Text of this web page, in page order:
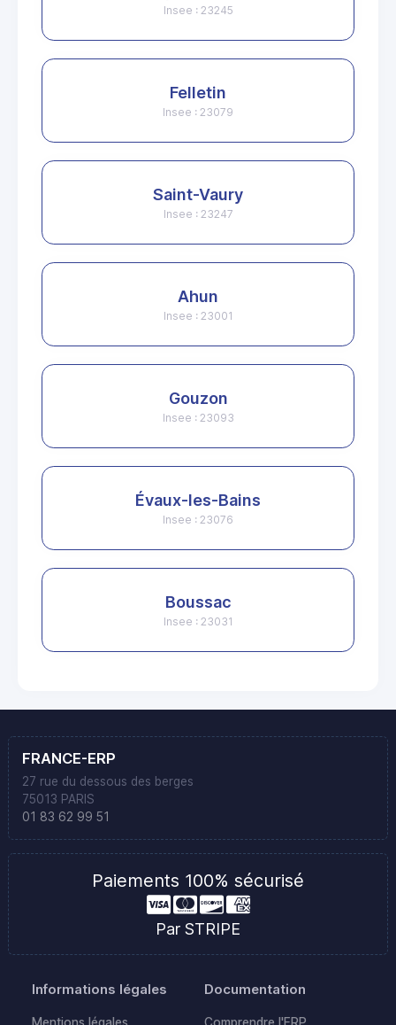
Insee : 23245
Felletin
Insee : 23079
Saint-Vaury
Insee : 23247
Ahun
Insee : 23001
Gouzon
Insee : 23093
Évaux-les-Bains
Insee : 23076
Boussac
Insee : 23031
FRANCE-ERP
27 rue du dessous des berges
75013 PARIS
01 83 62 99 51
Paiements 100% sécurisé
Par STRIPE
Informations légales Documentation